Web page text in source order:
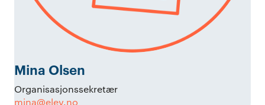
Mina Olsen
Organisasjonssekretær
mina@elev.no